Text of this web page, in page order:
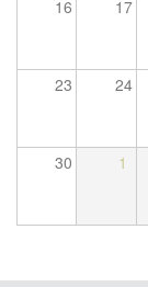
16 17
23 24
30 1